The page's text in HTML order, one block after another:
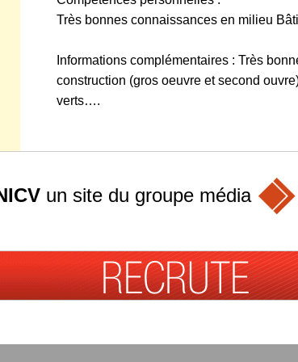
Très bonnes connaissances en milieu
Informations complémentaires : Très
construction (gros oeuvre et second
verts….
un site du groupe média